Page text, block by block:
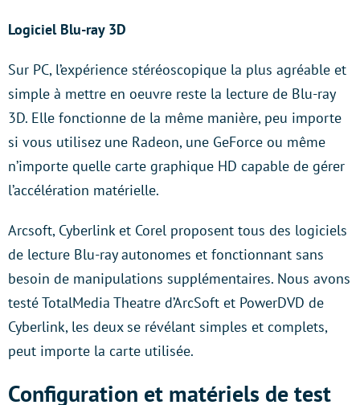
Logiciel Blu-ray 3D
Sur PC, l’expérience stéréoscopique la plus agréable et
simple à mettre en oeuvre reste la lecture de Blu-ray
3D. Elle fonctionne de la même manière, peu importe
si vous utilisez une Radeon, une GeForce ou même
n’importe quelle carte graphique HD capable de gérer
l’accélération matérielle.
Arcsoft, Cyberlink et Corel proposent tous des logiciels
de lecture Blu-ray autonomes et fonctionnant sans
besoin de manipulations supplémentaires. Nous avons
testé TotalMedia Theatre d’ArcSoft et PowerDVD de
Cyberlink, les deux se révélant simples et complets,
peut importe la carte utilisée.
Configuration et matériels de test